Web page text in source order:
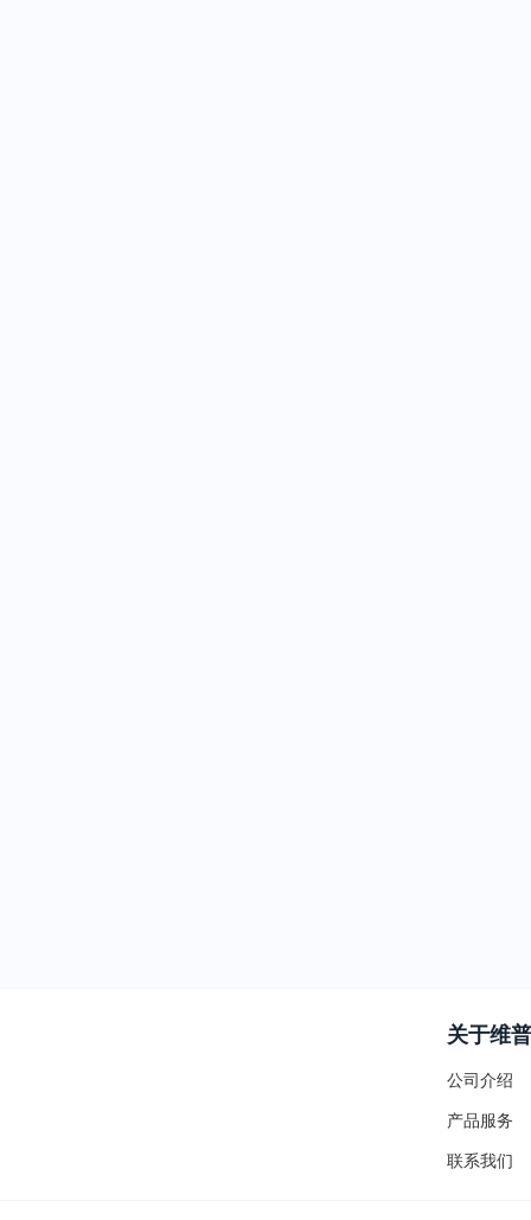
关于维普
公司介绍
产品服务
联系我们